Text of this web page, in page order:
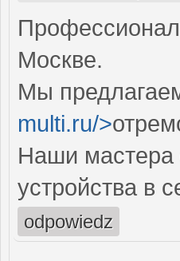
Москве.
Мы
multi.ru/>
Наши мастера
устройства в
odpowiedz